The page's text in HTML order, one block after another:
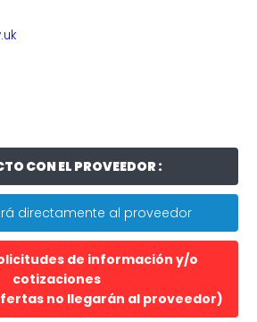
CON EL PROVEEDOR :
directamente al proveedor
de información y/o
cotizaciones
no llegarán al proveedor)